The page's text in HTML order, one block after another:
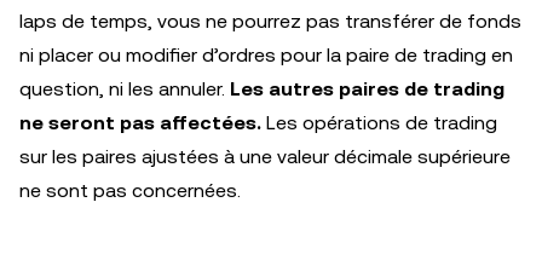
laps de temps, vous ne pourrez pas transférer de fonds
ni placer ou modifier d’ordres pour la paire de trading en
question, ni les annuler. Les autres paires de trading
ne seront pas affectées. Les opérations de trading
sur les paires ajustées à une valeur décimale supérieure
ne sont pas concernées.